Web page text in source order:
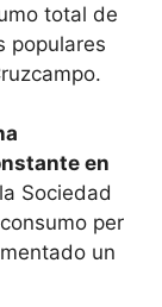
total de
populares
en
Sociedad
per
un